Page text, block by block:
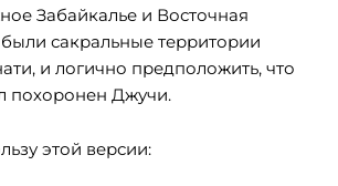
Забайкалье и Восточная
сакральные территории
и логично предположить, что
похоронен Джучи.
этой версии: